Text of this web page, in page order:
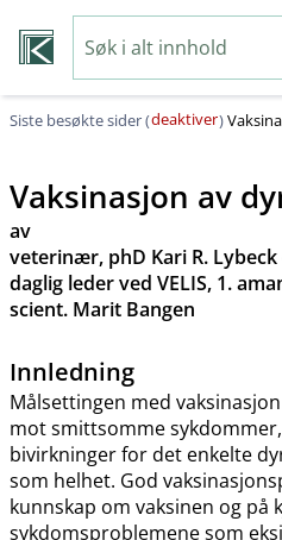
Siste besøkte sider (deaktiver)
Vaksinasjon av
av
veterinær, phD Kari R. Lybeck
daglig leder ved VELIS, 1.
scient. Marit Bangen
Innledning
Målsettingen med
mot smittsomme
bivirkninger for det enkelte
som helhet. God
kunnskap om vaksinen og på
sykdomsproblemene som